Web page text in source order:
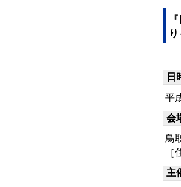
日
平
会
鳥
主